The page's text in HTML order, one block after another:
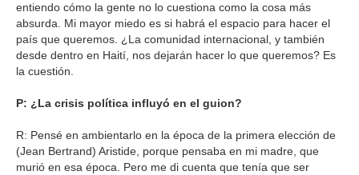
entiendo cómo la gente no lo cuestiona como la cosa más
absurda. Mi mayor miedo es si habrá el espacio para hacer el
país que queremos. ¿La comunidad internacional, y también
desde dentro en Haití, nos dejarán hacer lo que queremos? Es
la cuestión.
P: ¿La crisis política influyó en el guion?
R: Pensé en ambientarlo en la época de la primera elección de
(Jean Bertrand) Aristide, porque pensaba en mi madre, que
murió en esa época. Pero me di cuenta que tenía que ser